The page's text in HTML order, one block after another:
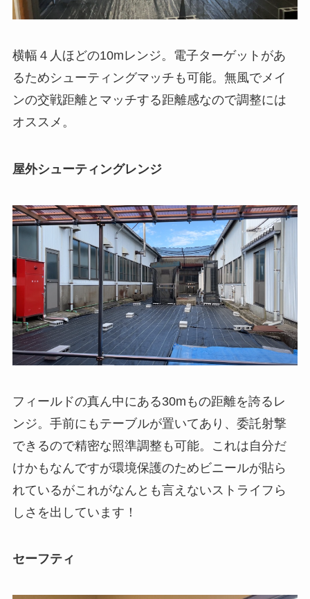
横幅４人ほどの10mレンジ。電子ターゲットがあ
るためシューティングマッチも可能。無風でメイ
ンの交戦距離とマッチする距離感なので調整には
オススメ。
屋外シューティングレンジ
フィールドの真ん中にある30mもの距離を誇るレ
ンジ。手前にもテーブルが置いてあり、委託射撃
できるので精密な照準調整も可能。これは自分だ
けかもなんですが環境保護のためビニールが貼ら
れているがこれがなんとも言えないストライフら
しさを出しています！
セーフティ